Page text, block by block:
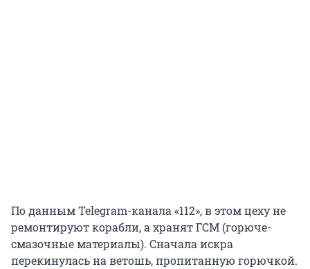
По данным Telegram-канала «112», в этом цеху не
ремонтируют корабли, а хранят ГСМ (горюче-
смазочные материалы). Сначала искра
перекинулась на ветошь, пропитанную горючкой.